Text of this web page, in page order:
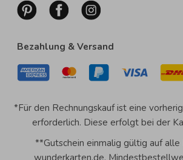
Bezahlung & Versand
*Für den Rechnungskauf ist eine
erforderlich. Diese erfolgt bei der
**Gutschein einmalig gültig auf